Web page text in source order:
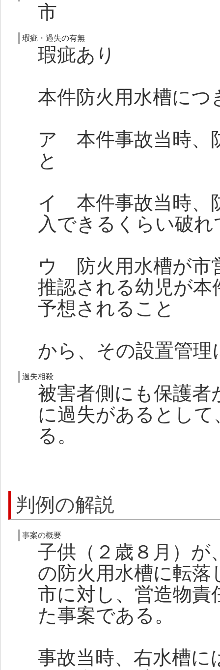
市
瑕疵・過失の有無
瑕疵あり
本件防火用水槽につ
ア 本件事故当時、
と
イ 本件事故当時、
入できるくらい破
ウ 防火用水槽が市
推認される幼児が
予想されること
から、その設置管理
過失相殺
被害者側にも保護
に過失があるとし
る。
判例の解説
事案の概要
子供（２歳８月）が
の防火用水槽に転落
市に対し、営造物責
た事案である。
事故当時、右水槽に